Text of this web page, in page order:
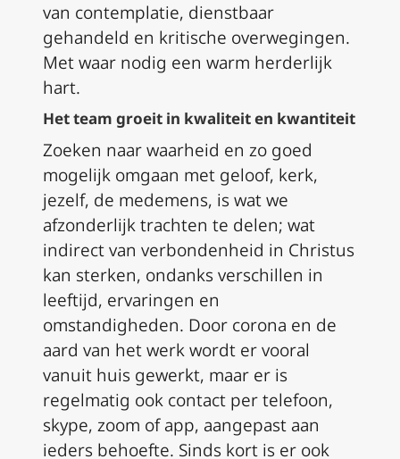
van contemplatie, dienstbaar
gehandeld en kritische overwegingen.
Met waar nodig een warm herderlijk
hart.
Het team groeit in kwaliteit en kwantiteit
Zoeken naar waarheid en zo goed
mogelijk omgaan met geloof, kerk,
jezelf, de medemens, is wat we
afzonderlijk trachten te delen; wat
indirect van verbondenheid in Christus
kan sterken, ondanks verschillen in
leeftijd, ervaringen en
omstandigheden. Door corona en de
aard van het werk wordt er vooral
vanuit huis gewerkt, maar er is
regelmatig ook contact per telefoon,
skype, zoom of app, aangepast aan
ieders behoefte. Sinds kort is er ook